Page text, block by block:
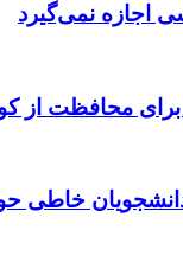
اجازه نمی‌گیرد
برای محافظت از
خاطی